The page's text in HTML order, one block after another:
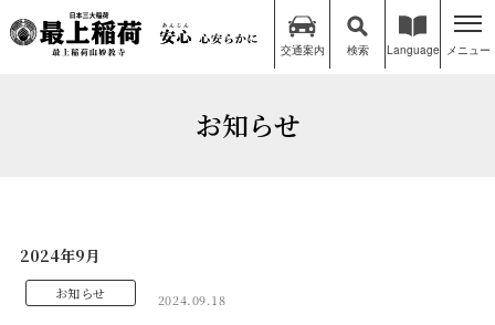
交通案内 検索 Language メニュー
お知らせ
2024年9月
お知らせ 2024.09.18